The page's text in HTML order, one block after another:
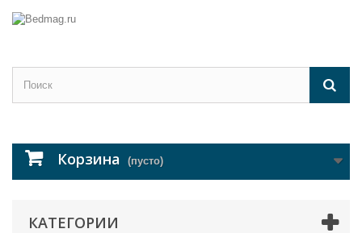
Корзина (пусто)
КАТЕГОРИИ